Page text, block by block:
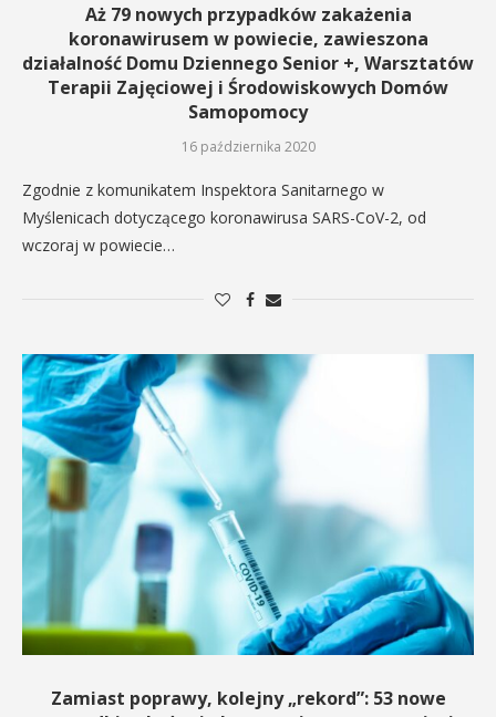
Aż 79 nowych przypadków zakażenia
koronawirusem w powiecie, zawieszona
działalność Domu Dziennego Senior +, Warsztatów
Terapii Zajęciowej i Środowiskowych Domów
Samopomocy
16 października 2020
Zgodnie z komunikatem Inspektora Sanitarnego w
Myślenicach dotyczącego koronawirusa SARS-CoV-2, od
wczoraj w powiecie…
Zamiast poprawy, kolejny „rekord”: 53 nowe